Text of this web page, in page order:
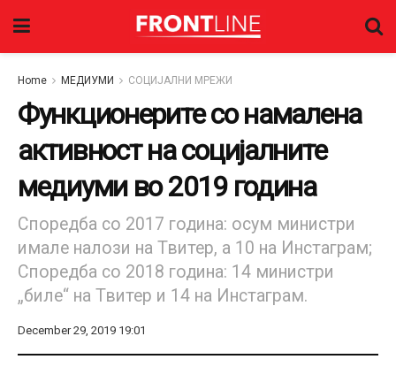
Home МЕДИУМИ СОЦИЈАЛНИ МРЕЖИ
Функционерите со намалена
активност на социјалните
медиуми во 2019 година
Споредба со 2017 година: осум министри
имале налози на Твитер, а 10 на Инстаграм;
Споредба со 2018 година: 14 министри
„биле“ на Твитер и 14 на Инстаграм.
December 29, 2019 19:01